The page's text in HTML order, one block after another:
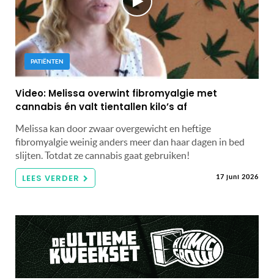
PATIËNTEN
Video: Melissa overwint fibromyalgie met
cannabis én valt tientallen kilo’s af
Melissa kan door zwaar overgewicht en heftige
fibromyalgie weinig anders meer dan haar dagen in bed
slijten. Totdat ze cannabis gaat gebruiken!
LEES VERDER 17 juni 2026